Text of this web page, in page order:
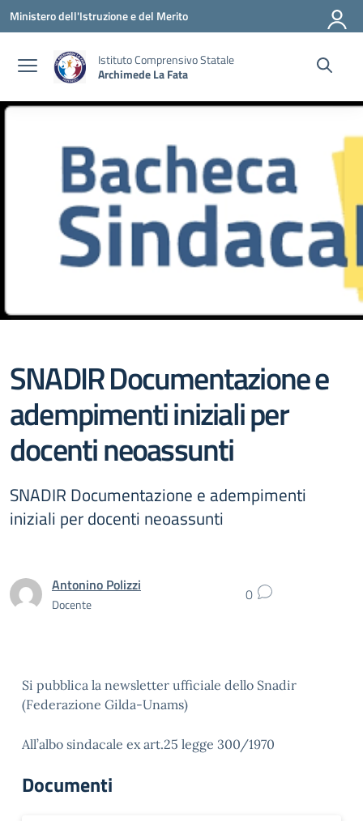
Vai ai contenuti
Vai al menu di navigazione
Vai al footer
Ministero dell'Istruzione e del Merito
Istituto Comprensivo Statale
Archimede La Fata
SNADIR Documentazione e
adempimenti iniziali per
docenti neoassunti
SNADIR Documentazione e adempimenti
iniziali per docenti neoassunti
Antonino Polizzi
Docente 0
Si pubblica la newsletter ufficiale dello Snadir
(Federazione Gilda-Unams)
All’albo sindacale ex art.25 legge 300/1970
Documenti